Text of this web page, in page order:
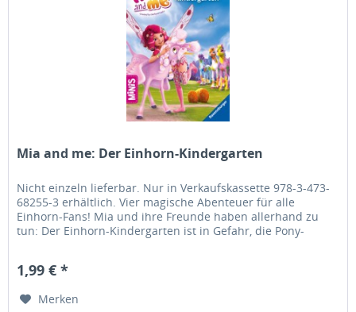
Mia and me: Der Einhorn-Kindergarten
Nicht einzeln lieferbar. Nur in Verkaufskassette 978-3-473-
68255-3 erhältlich. Vier magische Abenteuer für alle
Einhorn-Fans! Mia und ihre Freunde haben allerhand zu
tun: Der Einhorn-Kindergarten ist in Gefahr, die Pony-
1,99 € *
Merken